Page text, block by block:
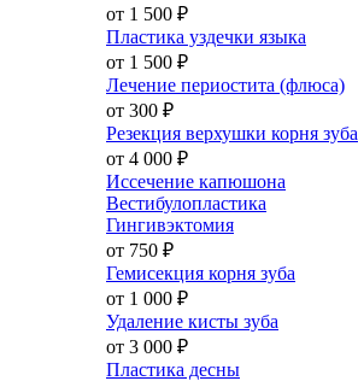
от 1 500 ₽
Пластика уздечки языка
от 1 500 ₽
Лечение периостита (флюса)
от 300 ₽
Резекция верхушки корня зуба
от 4 000 ₽
Иссечение капюшона
Вестибулопластика
Гингивэктомия
от 750 ₽
Гемисекция корня зуба
от 1 000 ₽
Удаление кисты зуба
от 3 000 ₽
Пластика десны